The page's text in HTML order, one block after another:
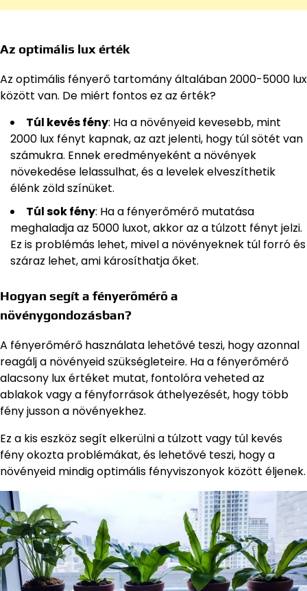
Az optimális lux érték
Az optimális fényerő tartomány általában 2000-5000 lux
között van. De miért fontos ez az érték?
Túl kevés fény: Ha a növényeid kevesebb, mint
2000 lux fényt kapnak, az azt jelenti, hogy túl sötét van
számukra. Ennek eredményeként a növények
növekedése lelassulhat, és a levelek elveszíthetik
élénk zöld színüket.
Túl sok fény: Ha a fényerőmérő mutatása
meghaladja az 5000 luxot, akkor az a túlzott fényt jelzi.
Ez is problémás lehet, mivel a növényeknek túl forró és
száraz lehet, ami károsíthatja őket.
Hogyan segít a fényerőmérő a
növénygondozásban?
A fényerőmérő használata lehetővé teszi, hogy azonnal
reagálj a növényeid szükségleteire. Ha a fényerőmérő
alacsony lux értéket mutat, fontolóra veheted az
ablakok vagy a fényforrások áthelyezését, hogy több
fény jusson a növényekhez.
Ez a kis eszköz segít elkerülni a túlzott vagy túl kevés
fény okozta problémákat, és lehetővé teszi, hogy a
növényeid mindig optimális fényviszonyok között éljenek.